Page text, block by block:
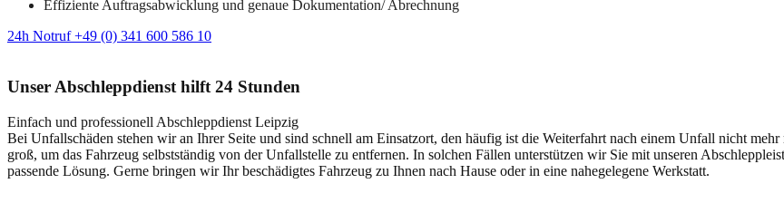
Effiziente Auftragsabwicklung und genaue Dokumentation/ Abrechnung
24h Notruf +49 (0) 341 600 586 10
Unser Abschleppdienst hilft 24 Stunden
Einfach und professionell Abschleppdienst Leipzig
Bei Unfallschäden stehen wir an Ihrer Seite und sind schnell am Einsatzort, den häufig ist die Weiterfahrt nach einem Unfall nicht
groß, um das Fahrzeug selbstständig von der Unfallstelle zu entfernen. In solchen Fällen unterstützen wir Sie mit unseren
passende Lösung. Gerne bringen wir Ihr beschädigtes Fahrzeug zu Ihnen nach Hause oder in eine nahegelegene Werkstatt.